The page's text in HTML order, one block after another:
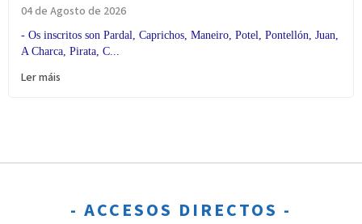
04 de Agosto de 2026
- Os inscritos son Pardal, Caprichos, Maneiro, Potel, Pontellón, Juan,
A Charca, Pirata, C...
Ler máis
- ACCESOS DIRECTOS -